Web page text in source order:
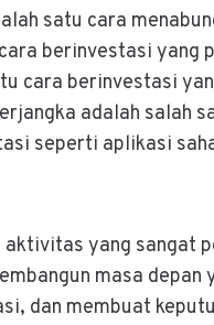
satu cara
berinvestasi
cara berinvestasi
adalah salah
seperti aplikasi
yang sangat
masa
dan membuat